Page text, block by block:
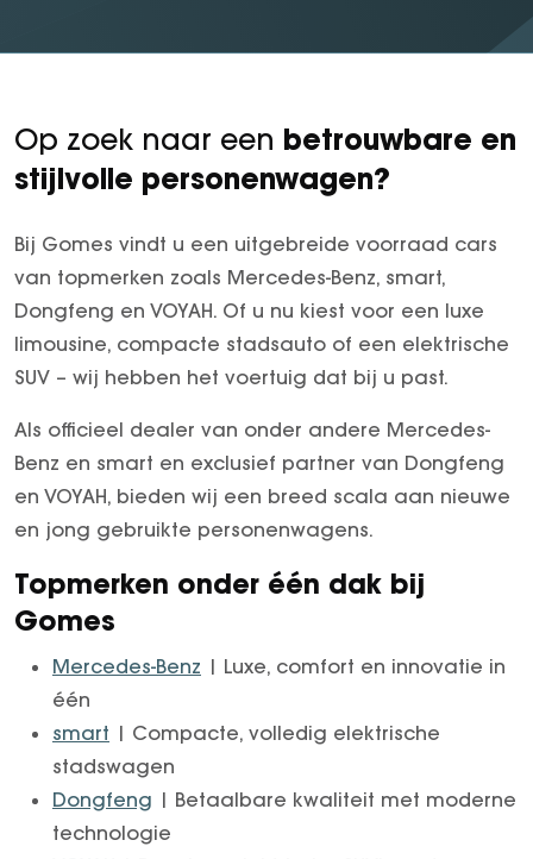
Op zoek naar een betrouwbare en
stijlvolle personenwagen?
Bij Gomes vindt u een uitgebreide voorraad cars
van topmerken zoals Mercedes-Benz, smart,
Dongfeng en VOYAH. Of u nu kiest voor een luxe
limousine, compacte stadsauto of een elektrische
SUV – wij hebben het voertuig dat bij u past.
Als officieel dealer van onder andere Mercedes-
Benz en smart en exclusief partner van Dongfeng
en VOYAH, bieden wij een breed scala aan nieuwe
en jong gebruikte personenwagens.
Topmerken onder één dak bij
Gomes
Mercedes-Benz | Luxe, comfort en innovatie in
één
smart | Compacte, volledig elektrische
stadswagen
Dongfeng | Betaalbare kwaliteit met moderne
technologie